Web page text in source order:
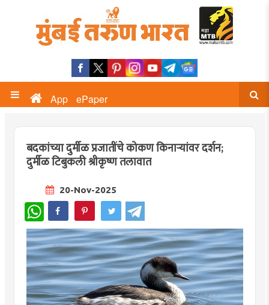
App ePaper
बदकांच्या दुर्मीळ प्रजातींचे कोकण किनाऱ्यांवर दर्शन;
दुर्मीळ टिबुकली श्रीकृष्ण तलावात
20-Nov-2025
WhatsApp